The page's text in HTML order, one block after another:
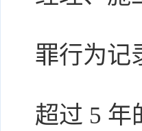
罪行为记
超过 5 年